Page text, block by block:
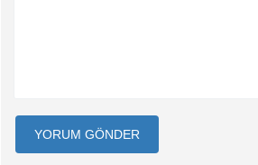
YORUM GÖNDER